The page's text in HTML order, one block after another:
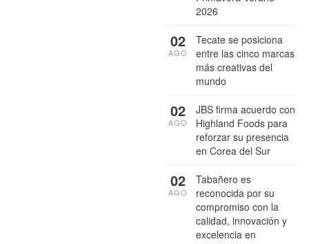
2026
Tecate se posiciona
entre las cinco marcas
más creativas del
mundo
02
AGO
JBS firma acuerdo con
Highland Foods para
reforzar su presencia
en Corea del Sur
02
AGO
Tabañero es
reconocida por su
compromiso con la
calidad, innovación y
excelencia en
02
AGO